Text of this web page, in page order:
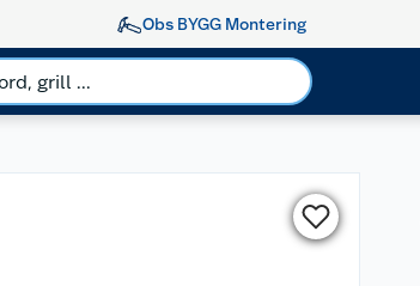
Obs BYGG Montering